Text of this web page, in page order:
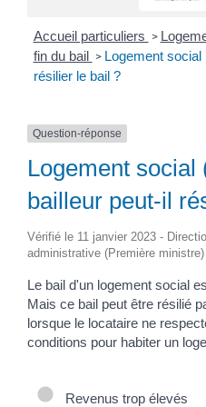
Accueil particuliers >
fin du bail > Logement social
résilier le bail ?
Question-réponse
Logement social
bailleur peut-il
Vérifié le 11 janvier 2023 -
administrative (Première ministre)
Le bail d'un logement social
Mais ce bail peut être résilié
lorsque le locataire ne
conditions pour habiter un
Revenus trop élevés